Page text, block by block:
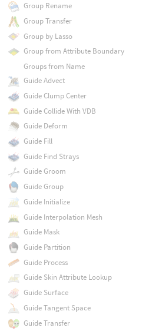
Group Rename
Group Transfer
Group by Lasso
Group from Attribute Boundary
Groups from Name
Guide Advect
Guide Clump Center
Guide Collide With VDB
Guide Deform
Guide Fill
Guide Find Strays
Guide Groom
Guide Group
Guide Initialize
Guide Interpolation Mesh
Guide Mask
Guide Partition
Guide Process
Guide Skin Attribute Lookup
Guide Surface
Guide Tangent Space
Guide Transfer